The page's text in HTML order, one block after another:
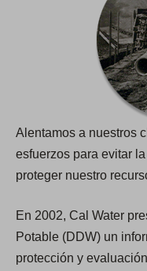
Alentamos a nuestros
esfuerzos para evitar
proteger nuestro
En 2002, Cal Water
Potable (DDW) un
protección y